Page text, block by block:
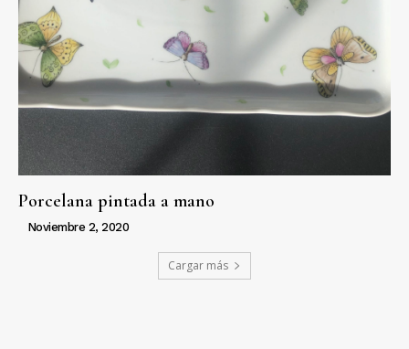
Porcelana pintada a mano
Noviembre 2, 2020
Cargar más